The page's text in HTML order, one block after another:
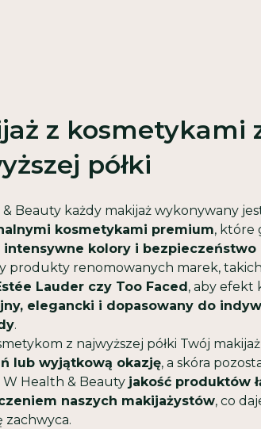
z kosmetykami
półki
Beauty każdy makijaż wykonywany
kosmetykami premium, które
intensywne kolory i bezpieczeństwo
produkty renomowanych marek,
Lauder czy Too Faced, aby efekt
elegancki i dopasowany do
.
z najwyższej półki Twój makijaż
lub wyjątkową okazję, a skóra
W Health & Beauty jakość produktów
naszych makijażystów, co
zachwyca.